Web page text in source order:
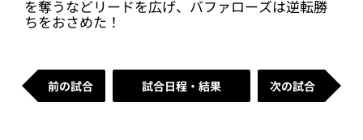
を奪うなどリードを広げ、バファローズは逆転勝
ちをおさめた！
前の試合 試合日程・結果 次の試合